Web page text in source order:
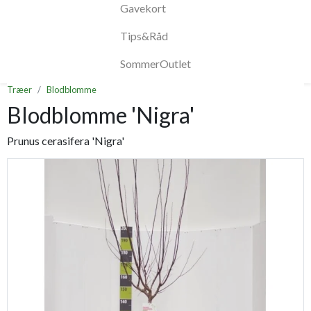
Gavekort
Tips&Råd
SommerOutlet
Træer Blodblomme
Blodblomme 'Nigra'
Prunus cerasifera 'Nigra'